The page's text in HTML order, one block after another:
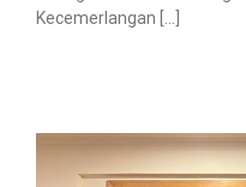
Kecemerlangan [...]